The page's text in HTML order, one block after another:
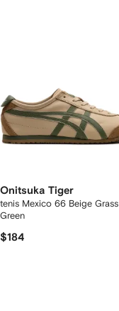
Onitsuka Tiger
tenis Mexico 66 Beige Grass
Green
$184